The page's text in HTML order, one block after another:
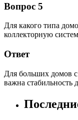
Вопрос 5
Для какого типа
коллекторную
Ответ
Для больших домов
важна стабильность